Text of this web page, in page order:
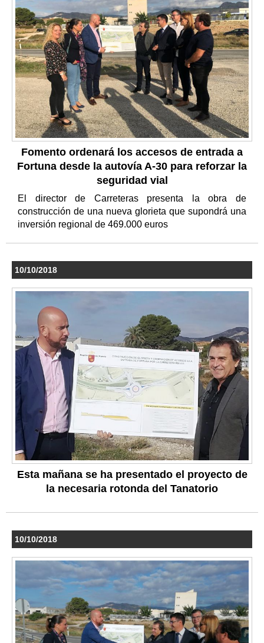
Fomento ordenará los accesos de entrada a
Fortuna desde la autovía A-30 para reforzar la
seguridad vial
El director de Carreteras presenta la obra de
construcción de una nueva glorieta que supondrá una
inversión regional de 469.000 euros
10/10/2018
Esta mañana se ha presentado el proyecto de
la necesaria rotonda del Tanatorio
10/10/2018